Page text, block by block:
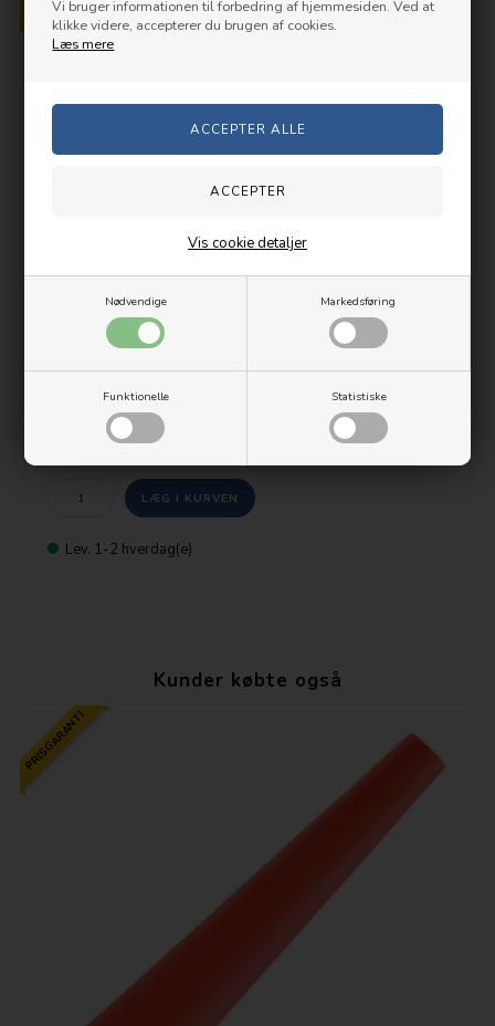
Vi bruger informationen til forbedring af hjemmesiden. Ved at
klikke videre, accepterer du brugen af cookies.
Læs mere
Nødvendige Markedsføring
Funktionelle Statistiske
Vis cookie detaljer
LED LENSER® magnetisk montering til bælteclips
99,00 DKK
Lev. 1-2 hverdag(e)
Kunder købte også
PRISGARANTI